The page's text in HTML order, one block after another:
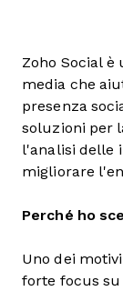
Zoho Social
media che
presenza
soluzioni per
l'analisi delle
migliorare
Perché ho
Uno dei
forte focus su